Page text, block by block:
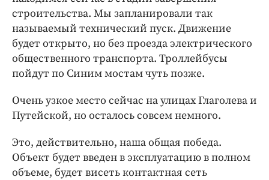
строительства. Мы запланировали так
называемый технический пуск. Движение
будет открыто, но без проезда электрического
общественного транспорта. Троллейбусы
пойдут по Синим мостам чуть позже.
Очень узкое место сейчас на улицах Глаголева и
Путейской, но осталось совсем немного.
Это, действительно, наша общая победа.
Объект будет введен в эксплуатацию в полном
объеме, будет висеть контактная сеть